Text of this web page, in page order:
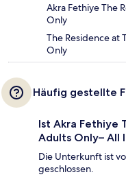
Akra Fethiye The
Only
The Residence at
Only
Häufig gestellte
Ist Akra Fethiye
Adults Only– All
Die Unterkunft ist
geschlossen.